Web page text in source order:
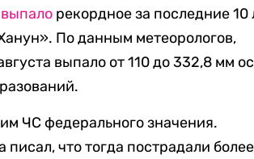
выпало рекордное за последние 10
По данным метеорологов,
выпало от 110 до 332,8 мм
ЧС федерального значения.
что тогда пострадали